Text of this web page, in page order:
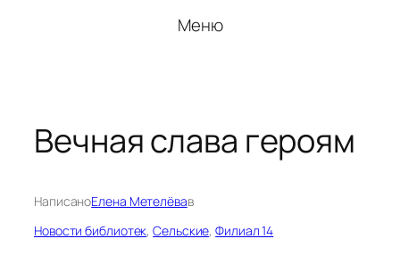
Меню
Вечная слава героям
НаписаноЕлена Метелёвав
Новости библиотек, Сельские, Филиал 14